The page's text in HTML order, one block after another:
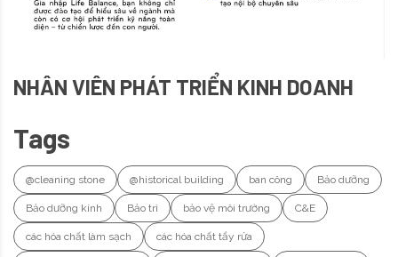
NHÂN VIÊN PHÁT TRIỂN KINH DOANH
Tags
@cleaning stone @historical building ban công Bảo dưỡng
Bảo dưỡng kính Bảo trì bảo vệ môi trường C&E
các hóa chất làm sạch các hóa chất tẩy rửa